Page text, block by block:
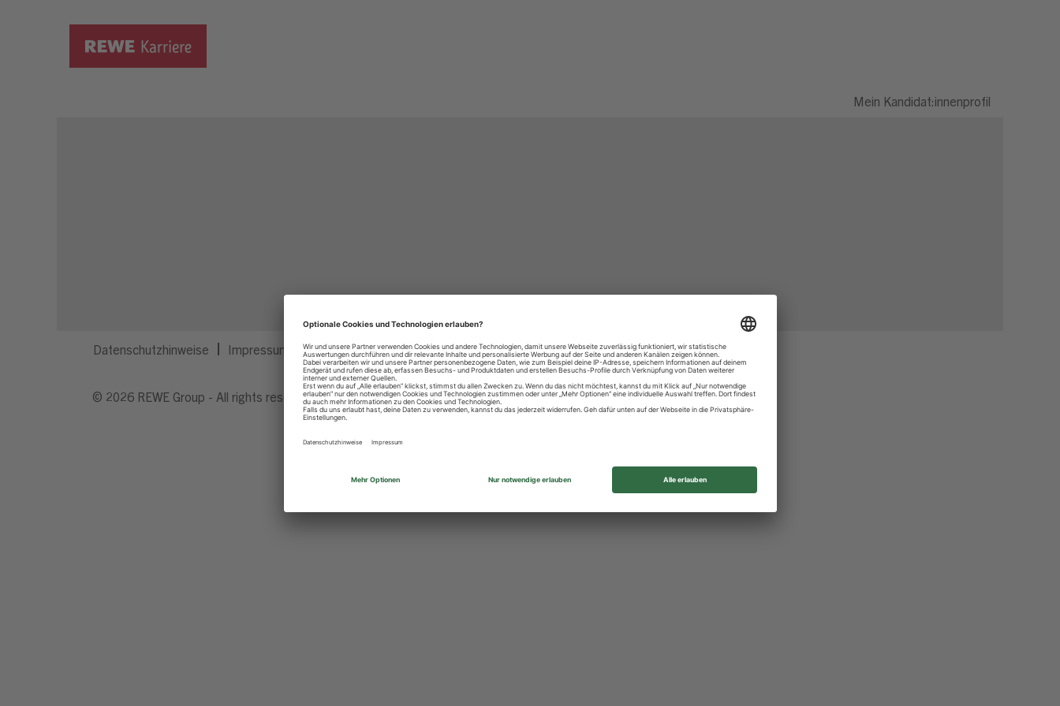
Mein Kandidat:innenprofil
Datenschutzhinweise Impressum Privatsphäre-Einstellungen
© 2026 REWE Group - All rights reserved